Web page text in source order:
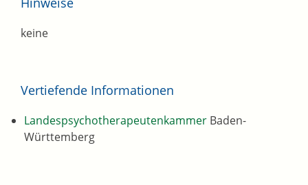
keine
Vertiefende Informationen
Landespsychotherapeutenkammer Baden-
Württemberg